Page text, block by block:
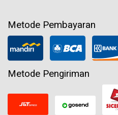
Metode Pembayaran
Metode Pengiriman